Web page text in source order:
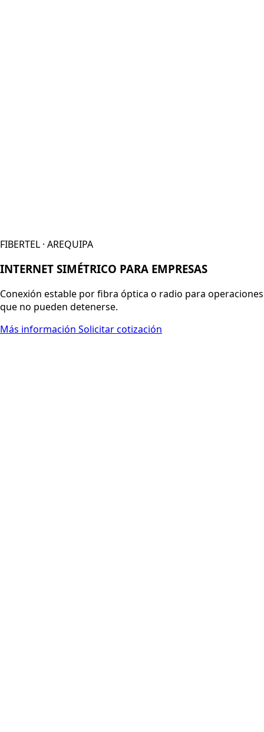
FIBERTEL · AREQUIPA
INTERNET SIMÉTRICO PARA EMPRESAS
Conexión estable por fibra óptica o radio para operaciones
que no pueden detenerse.
Más información Solicitar cotización